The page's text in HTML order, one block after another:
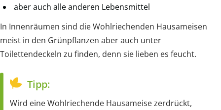
aber auch alle anderen Lebensmittel
In Innenräumen sind die Wohlriechenden Hausameisen
meist in den Grünpflanzen aber auch unter
Toilettendeckeln zu finden, denn sie lieben es feucht.
Tipp:
Wird eine Wohlriechende Hausameise zerdrückt,